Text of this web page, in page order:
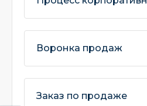
Воронка продаж
Заказ по продаже